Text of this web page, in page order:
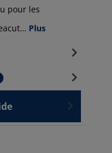
pour les
Plus